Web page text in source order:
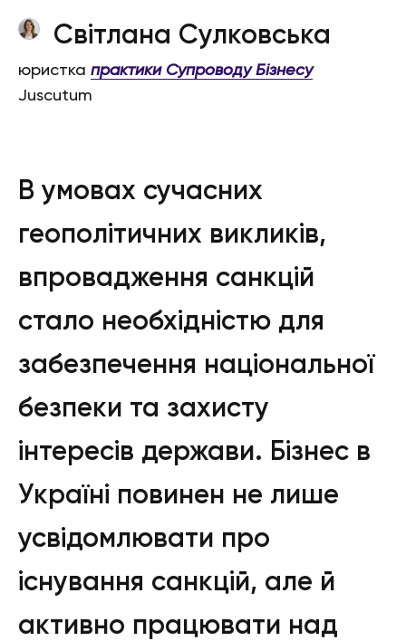
Світлана Сулковська
юристка практики Супроводу Бізнесу
Juscutum
В умовах сучасних
геополітичних викликів,
впровадження санкцій
стало необхідністю для
забезпечення національної
безпеки та захисту
інтересів держави. Бізнес в
Україні повинен не лише
усвідомлювати про
існування санкцій, але й
активно працювати над